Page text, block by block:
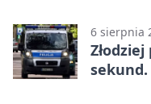
6 sierpnia
sekund.